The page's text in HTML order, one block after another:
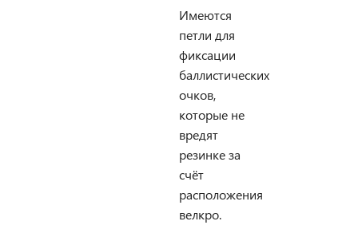
Имеются
петли для
фиксации
баллистических
очков,
которые не
вредят
резинке за
счёт
расположения
велкро.